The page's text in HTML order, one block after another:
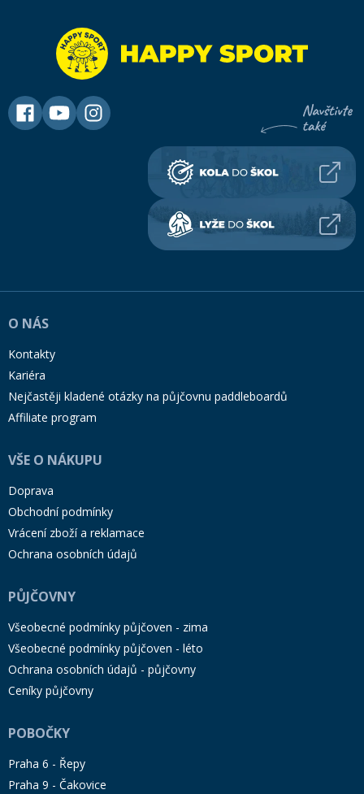
O NÁS
Kontakty
Kariéra
Nejčastěji kladené otázky na půjčovnu paddleboardů
Affiliate program
VŠE O NÁKUPU
Doprava
Obchodní podmínky
Vrácení zboží a reklamace
Ochrana osobních údajů
PŮJČOVNY
Všeobecné podmínky půjčoven - zima
Všeobecné podmínky půjčoven - léto
Ochrana osobních údajů - půjčovny
Ceníky půjčovny
POBOČKY
Praha 6 - Řepy
Praha 9 - Čakovice